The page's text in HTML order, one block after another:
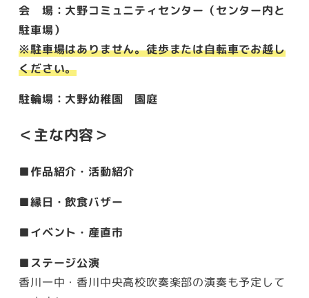
会 場：大野コミュニティセンター（センター内と
駐車場）
※駐車場はありません。徒歩または自転車でお越し
ください。
駐輪場：大野幼稚園 園庭
＜主な内容＞
■作品紹介・活動紹介
■縁日・飲食バザー
■イベント・産直市
■ステージ公演
香川一中・香川中央高校吹奏楽部の演奏も予定して